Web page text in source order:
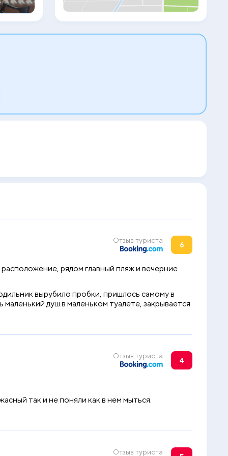
«шведский стол». Примерно в 500
метрах от отеля гости могут посетить
Дом албанского флага, а в 1,5 км - замок
указанное в описании, рассчитано с
Отзыв туриста
6
рядом главный пляж и вечерние
вырубило пробки, пришлось самому в
душ в маленьком туалете, закрывается
Отзыв туриста
4
так и не поняли как в нем мыться.
Отзыв туриста